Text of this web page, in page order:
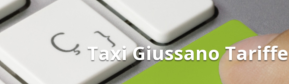
Taxi Giussano Tariffe